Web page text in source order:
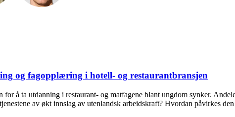
og fagopplæring i hotell- og restaurantbransjen
å ta utdanning i restaurant- og matfagene blant ungdom synker.
av økt innslag av utenlandsk arbeidskraft? Hvordan påvirkes